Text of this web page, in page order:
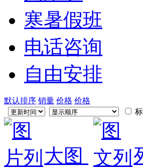
寒暑假班
电话咨询
自由安排
默认排序 销量 价格 价格
大图